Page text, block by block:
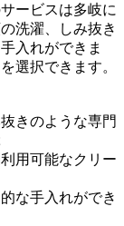
ービスは多岐に
洗濯、しみ抜き
入れができま
選択できます。
きのような専門
用可能なクリー
な手入れができ